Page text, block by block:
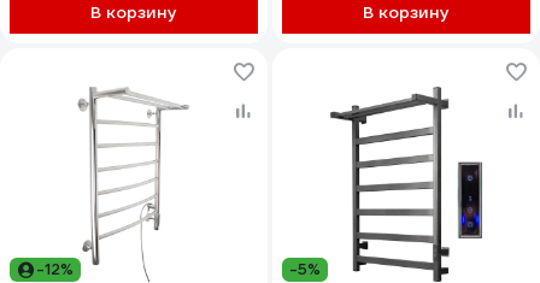
В корзину В корзину
-12% -5%